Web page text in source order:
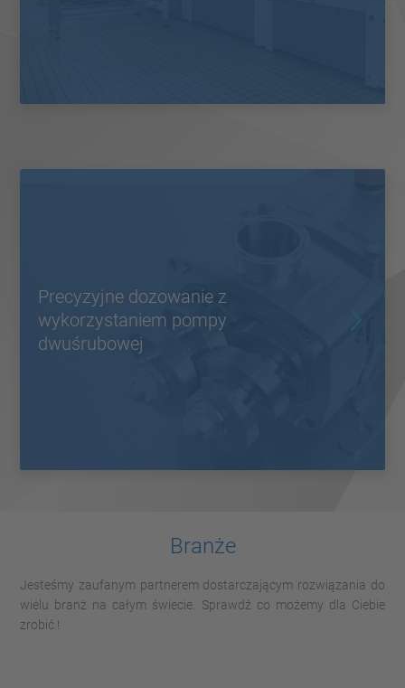
Precyzyjne dozowanie z
wykorzystaniem pompy
dwuśrubowej
Branże
Jesteśmy zaufanym partnerem dostarczającym rozwiązania do
wielu branż na całym świecie. Sprawdź co możemy dla Ciebie
zrobić.!